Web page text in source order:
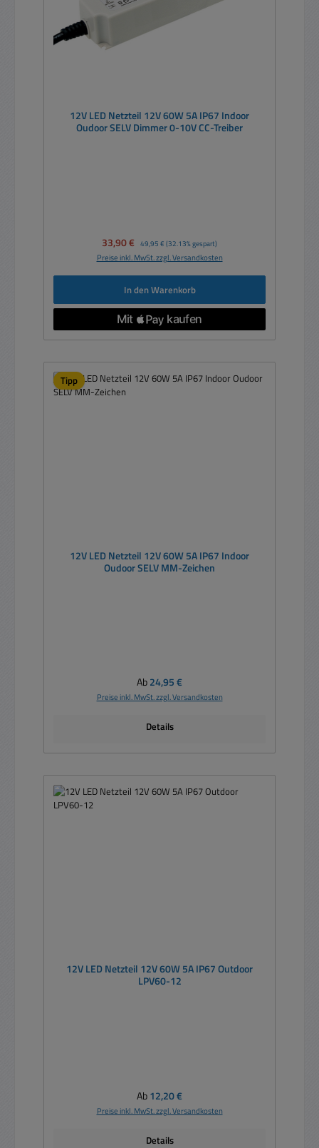
12V LED Netzteil 12V 60W 5A IP67 Indoor
Oudoor SELV Dimmer 0-10V CC-Treiber
Verkaufspreis:
33,90 € Regulärer Preis:
49,95 € (32.13% gespart)
Preise inkl. MwSt. zzgl. Versandkosten
In den Warenkorb
Tipp
12V LED Netzteil 12V 60W 5A IP67 Indoor
Oudoor SELV MM-Zeichen
Regulärer Preis:
Ab24,95 €
Preise inkl. MwSt. zzgl. Versandkosten
Details
12V LED Netzteil 12V 60W 5A IP67 Outdoor
LPV60-12
Regulärer Preis:
Ab12,20 €
Preise inkl. MwSt. zzgl. Versandkosten
Details